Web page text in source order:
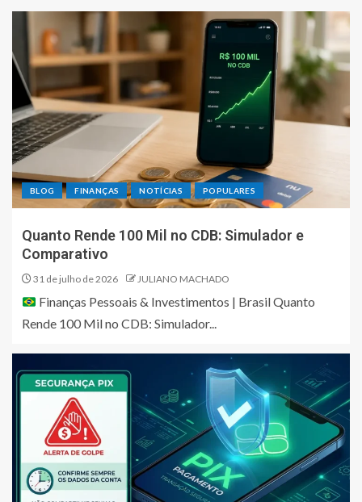
BLOG FINANÇAS NOTÍCIAS POPULARES
Quanto Rende 100 Mil no CDB: Simulador e
Comparativo
31 de julho de 2026 JULIANO MACHADO
Finanças Pessoais & Investimentos | Brasil Quanto
Rende 100 Mil no CDB: Simulador...